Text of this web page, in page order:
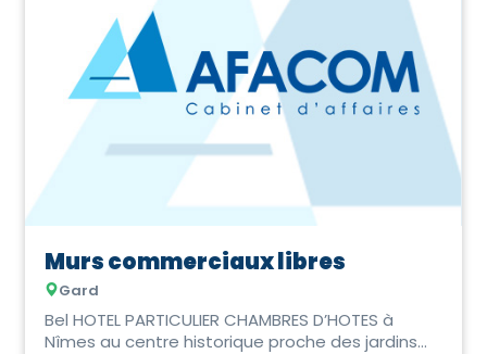
Murs commerciaux libres
Gard
Bel HOTEL PARTICULIER CHAMBRES D’HOTES à
Nîmes au centre historique proche des jardins